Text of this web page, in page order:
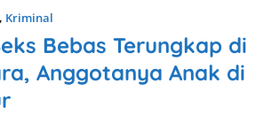
, Kriminal
Bebas Terungkap di
Anggotanya Anak di